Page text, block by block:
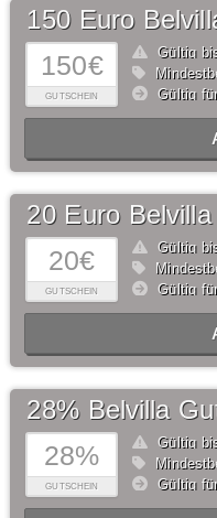
150€
GUTSCHEIN
150 Euro
Gültig
Gültig
20€
GUTSCHEIN
20 Euro
Gültig
Gültig
28%
GUTSCHEIN
28% Belvilla
Gültig
Gültig